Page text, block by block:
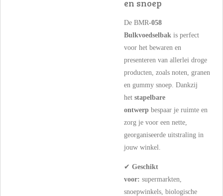
en snoep
De BMR-058
Bulkvoedselbak is perfect
voor het bewaren en
presenteren van allerlei droge
producten, zoals noten, granen
en gummy snoep. Dankzij
het stapelbare
ontwerp bespaar je ruimte en
zorg je voor een nette,
georganiseerde uitstraling in
jouw winkel.
✔ Geschikt
voor: supermarkten,
snoepwinkels, biologische